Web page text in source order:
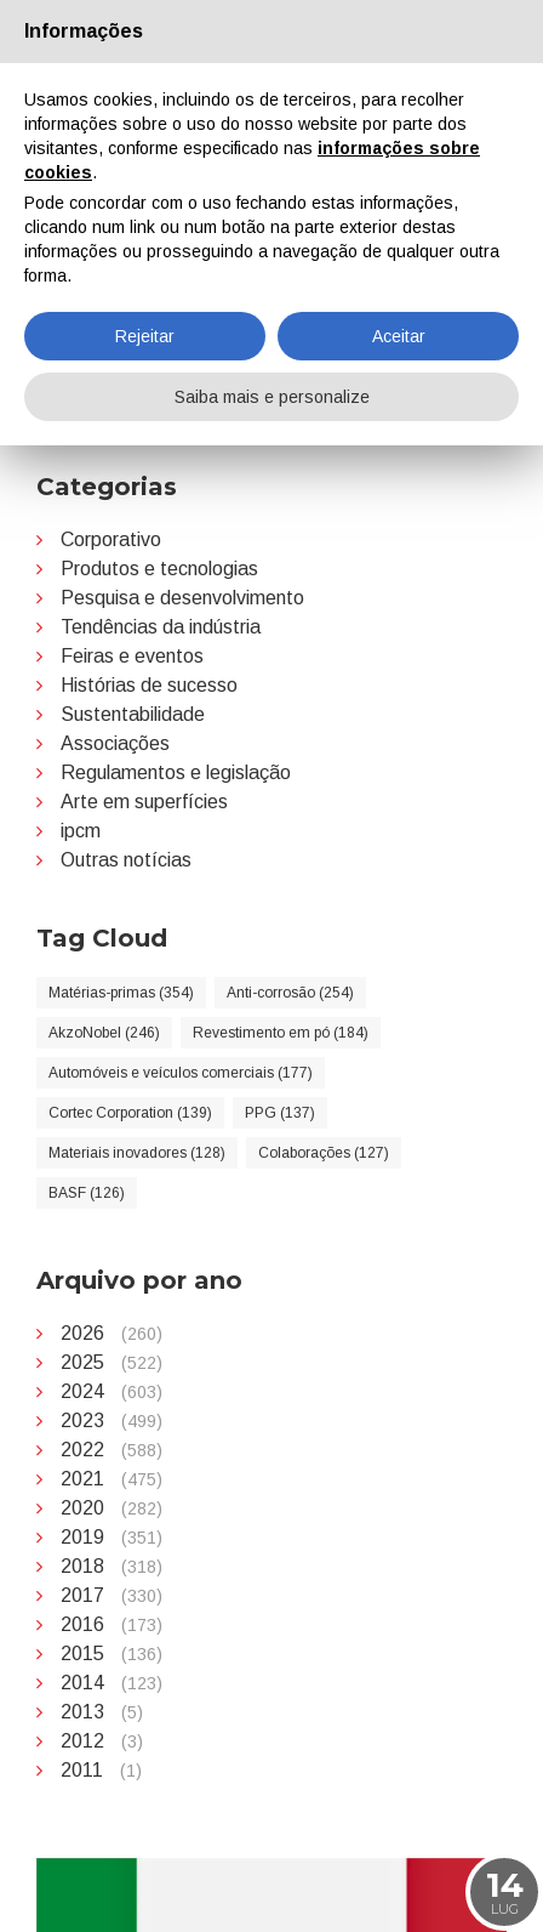
Quem Somos Parceiros Contactos Área reservada
EN IT DE ES PT
Defesa
Home Notícias Defesa
Categorias
Corporativo
Produtos e tecnologias
Pesquisa e desenvolvimento
Tendências da indústria
Feiras e eventos
Histórias de sucesso
Sustentabilidade
Associações
Regulamentos e legislação
Arte em superfícies
ipcm
Outras notícias
Tag Cloud
Matérias-primas (354) Anti-corrosão (254)
AkzoNobel (246) Revestimento em pó (184)
Automóveis e veículos comerciais (177)
Cortec Corporation (139) PPG (137)
Materiais inovadores (128) Colaborações (127)
BASF (126)
Arquivo por ano
2026 (260)
2025 (522)
2024 (603)
2023 (499)
2022 (588)
2021 (475)
2020 (282)
2019 (351)
2018 (318)
2017 (330)
2016 (173)
2015 (136)
2014 (123)
2013 (5)
2012 (3)
2011 (1)
14
LUG
Informações
Usamos cookies, incluindo os de terceiros, para recolher
informações sobre o uso do nosso website por parte dos
visitantes, conforme especificado nas informações sobre
cookies.
Pode concordar com o uso fechando estas informações,
clicando num link ou num botão na parte exterior destas
informações ou prosseguindo a navegação de qualquer outra
forma.
Rejeitar Aceitar
Saiba mais e personalize